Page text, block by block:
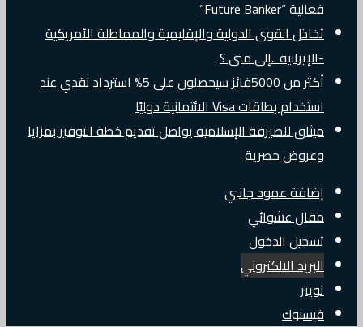
فعالية “Future Banker”
تخاذل القوى الدولية والإقليمية والمماطلة الأمريكية
-الإيرانية ..إلى متى ؟
أكثر من 5000فائز سيحصلون على 5% استرداد نقدي عند
استخدام بطاقات Visa الائتمانية دوليًا
ميثاق للصيرفة الإسلامية يواصل تقديم خطة التوفير بمزايا
وعروض حصرية
إضافة عمود جانبي
مقال عشوائي
تسجيل الدخول
البريد الالكتروني
تويتر
فيسبوك